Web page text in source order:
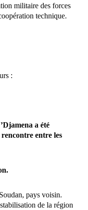
militaire des forces
technique​.
:
a été
entre les
pays voisin​.
de la région​